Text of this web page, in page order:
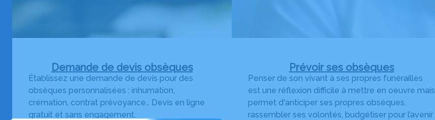
Demande de devis obsèques
Établissez une demande de devis pour des
obsèques personnalisées : inhumation,
crémation, contrat prévoyance… Devis en ligne
gratuit et sans engagement.
Prévoir ses obsèques
Penser de son vivant à ses propres funérailles
est une réflexion difficile à mettre en oeuvre mais
permet d'anticiper ses propres obsèques,
rassembler ses volontés, budgétiser pour l’avenir